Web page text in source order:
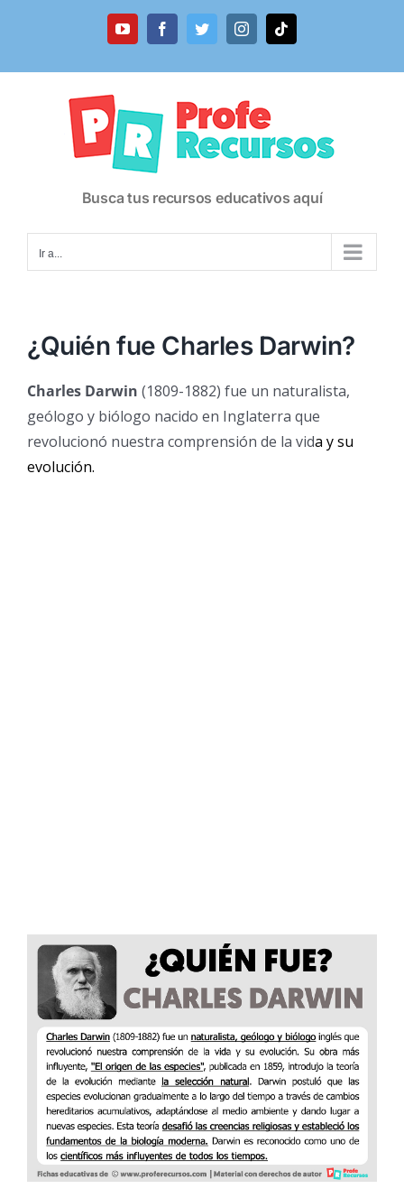
YouTubeFacebookTwitterInstagramTiktok
Busca tus recursos educativos aquí
Ir a...
¿Quién fue Charles Darwin?
Charles Darwin (1809-1882) fue un naturalista,
geólogo y biólogo nacido en Inglaterra que
revolucionó nuestra comprensión de la vida y su
evolución.